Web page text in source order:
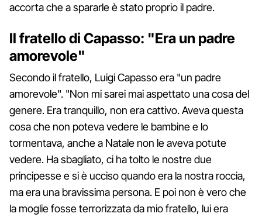
accorta che a spararle è stato proprio il padre.
Il fratello di Capasso: "Era un padre
amorevole"
Secondo il fratello, Luigi Capasso era "un padre
amorevole". "Non mi sarei mai aspettato una cosa del
genere. Era tranquillo, non era cattivo. Aveva questa
cosa che non poteva vedere le bambine e lo
tormentava, anche a Natale non le aveva potute
vedere. Ha sbagliato, ci ha tolto le nostre due
principesse e si è ucciso quando era la nostra roccia,
ma era una bravissima persona. E poi non è vero che
la moglie fosse terrorizzata da mio fratello, lui era